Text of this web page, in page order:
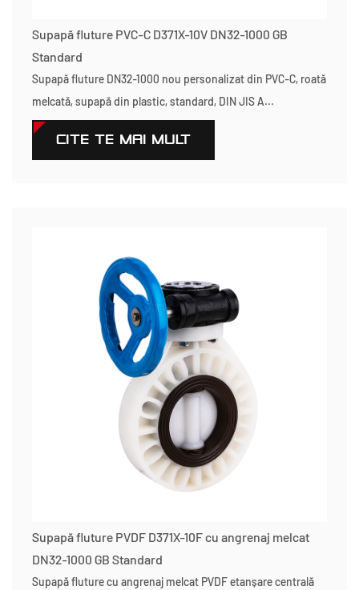
Supapă fluture PVC-C D371X-10V DN32-1000 GB
Standard
Supapă fluture DN32-1000 nou personalizat din PVC-C, roată
melcată, supapă din plastic, standard, DIN JIS A...
CITEŞTE MAI MULT
Supapă fluture PVDF D371X-10F cu angrenaj melcat
DN32-1000 GB Standard
Supapă fluture cu angrenaj melcat PVDF etanșare centrală